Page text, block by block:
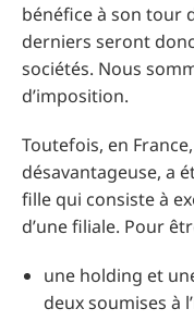
bénéfice à son tour
derniers seront
sociétés. Nous
d’imposition.
Toutefois, en
désavantageuse, a
fille qui consiste à
d’une filiale. Pour
une holding et
deux soumises à